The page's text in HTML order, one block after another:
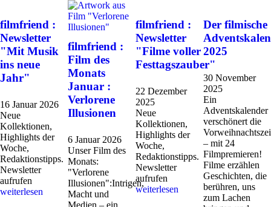
filmfriend :
Newsletter
"Mit Musik
ins neue
Jahr"
16 Januar 2026
Neue
Kollektionen,
Highlights der
Woche,
Redaktionstipps.
Newsletter
aufrufen
weiterlesen
filmfriend :
Film des
Monats
Januar :
Verlorene
Illusionen
6 Januar 2026
Unser Film des
Monats:
"Verlorene
Illusionen":Intrigen,
Macht und
Medien – ein
filmfriend :
Newsletter
"Filme voller
Festtagszauber"
22 Dezember
2025
Neue
Kollektionen,
Highlights der
Woche,
Redaktionstipps.
Newsletter
aufrufen
weiterlesen
Der filmische
2025
30 November
2025
Ein
Adventskalender
verschönert die
– mit 24
Filmpremieren!
Filme erzählen
Geschichten, die
berühren, uns
zum Lachen